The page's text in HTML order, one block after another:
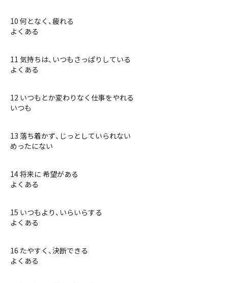
10 何となく、疲れる
よくある
11 気持ちは、いつもさっぱりしている
よくある
12 いつもとか変わりなく仕事をやれる
いつも
13 落ち着かず、じっとしていられない
めったにない
14 将来に 希望がある
よくある
15 いつもより、いらいらする
よくある
16 たやすく、決断できる
よくある